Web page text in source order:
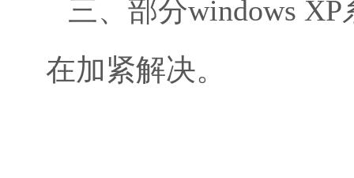
三、部分windows
在加紧解决。